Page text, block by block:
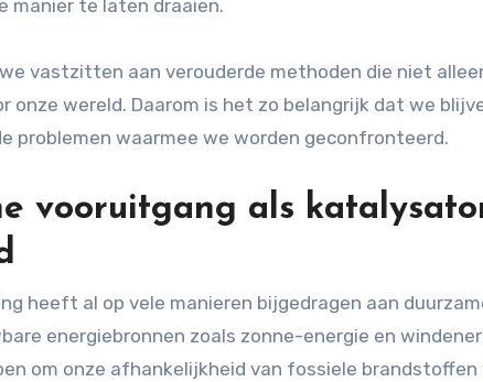
manier te laten draaien.
vastzitten aan verouderde methoden die niet
onze wereld. Daarom is het zo belangrijk dat we
problemen waarmee we worden geconfronteerd.
vooruitgang als
heeft al op vele manieren bijgedragen aan
energiebronnen zoals zonne-energie en
om onze afhankelijkheid van fossiele